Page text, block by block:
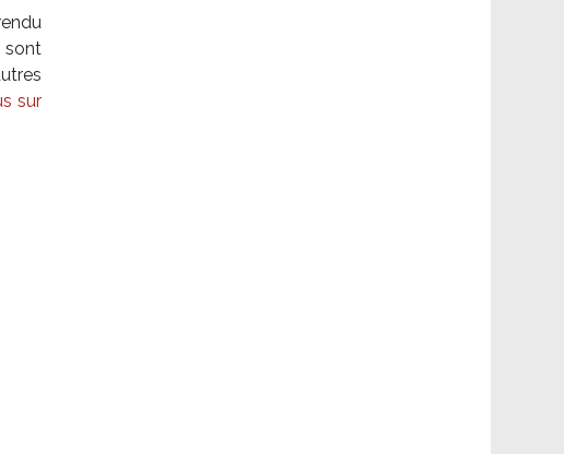
sont
sur